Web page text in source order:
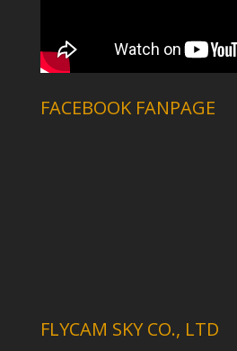
FACEBOOK FANPAGE
FLYCAM SKY CO., LTD